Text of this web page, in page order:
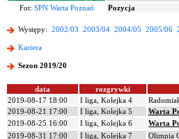
Fot: SPN Warta Poznań Pozycja
Występy: 2002/03 2003/04 2004/05 2005/06
Kariera
Sezon 2019/20
data rozgrywki
2019-08-17 18:00
I liga, Kolejka 4
2019-08-21 17:00
I liga, Kolejka 5 Warta
2019-08-25 16:00
I liga, Kolejka 6 Warta
2019-08-31 17:00
I liga, Kolejka 7 Olimpia